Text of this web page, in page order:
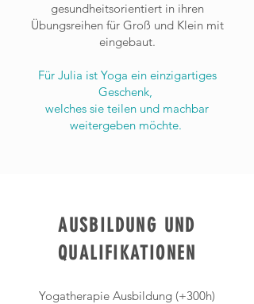
gesundheitsorientiert in ihren
Übungsreihen für Groß und Klein mit
eingebaut.
Für Julia ist Yoga ein einzigartiges
Geschenk,
welches sie teilen und machbar
weitergeben möchte.
AUSBILDUNG UND
QUALIFIKATIONEN
Yogatherapie Ausbildung (+300h)